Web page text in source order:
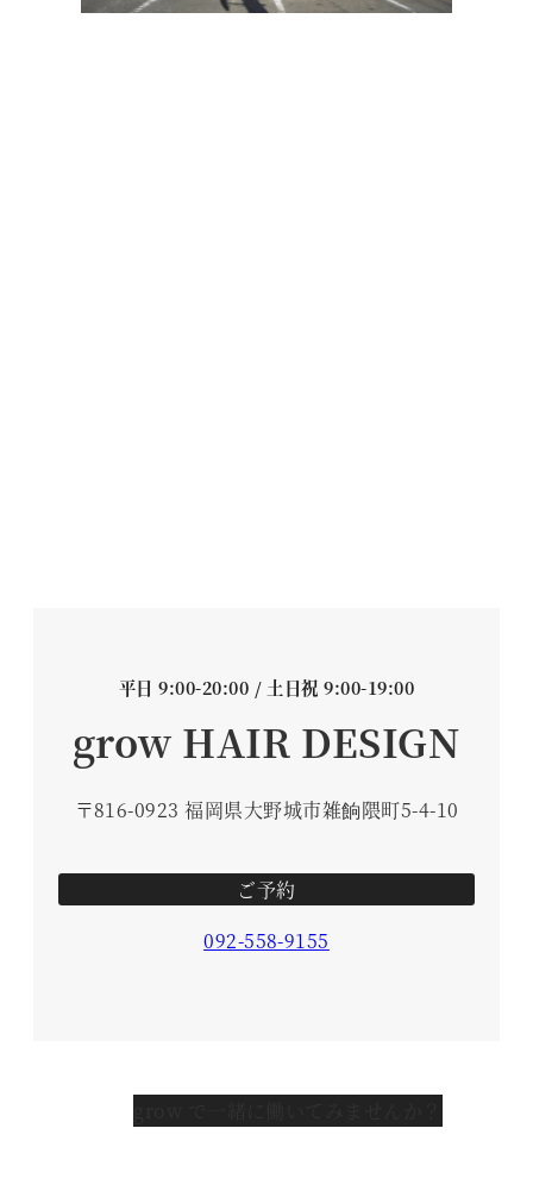
平日 9:00-20:00 / 土日祝 9:00-19:00
grow HAIR DESIGN
〒816-0923 福岡県大野城市雑餉隈町5-4-10
ご予約
092-558-9155